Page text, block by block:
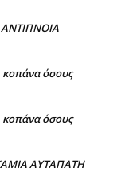
ΑΝΤΙΠΝΟΙΑ
όσους
όσους
ΑΥΤΑΠΑΤΗ